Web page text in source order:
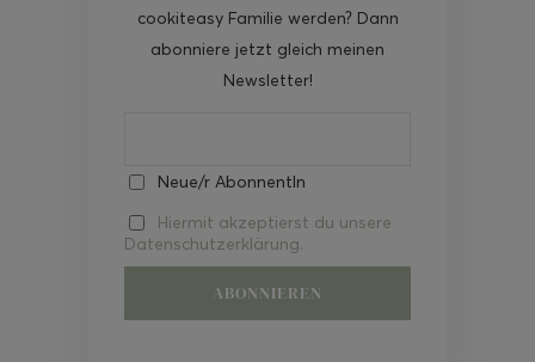
cookiteasy Familie werden? Dann
abonniere jetzt gleich meinen
Newsletter!
Neue/r AbonnentIn
Hiermit akzeptierst du unsere
Datenschutzerklärung.